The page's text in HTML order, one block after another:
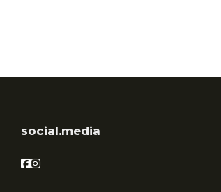
social.media
Facebook
Facebook